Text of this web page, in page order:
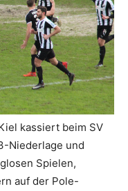
kassiert beim SV
Niederlage und
Spielen,
auf der Pole-